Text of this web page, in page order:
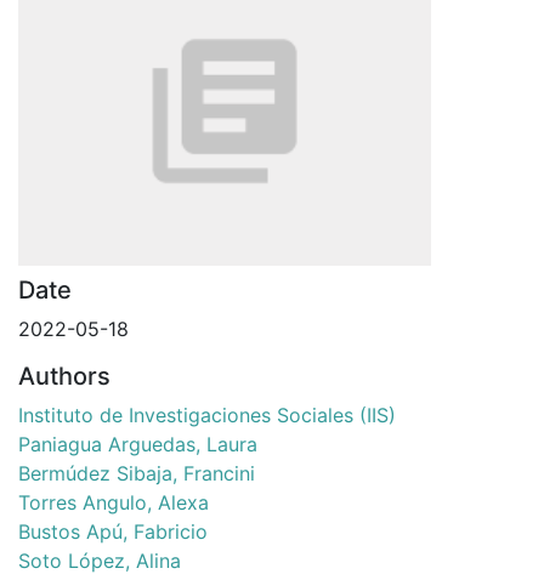
Date
2022-05-18
Authors
Instituto de Investigaciones Sociales (IIS)
Paniagua Arguedas, Laura
Bermúdez Sibaja, Francini
Torres Angulo, Alexa
Bustos Apú, Fabricio
Soto López, Alina